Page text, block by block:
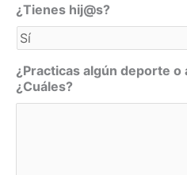
¿Tienes hij@s?
¿Practicas algún deporte
¿Cuáles?